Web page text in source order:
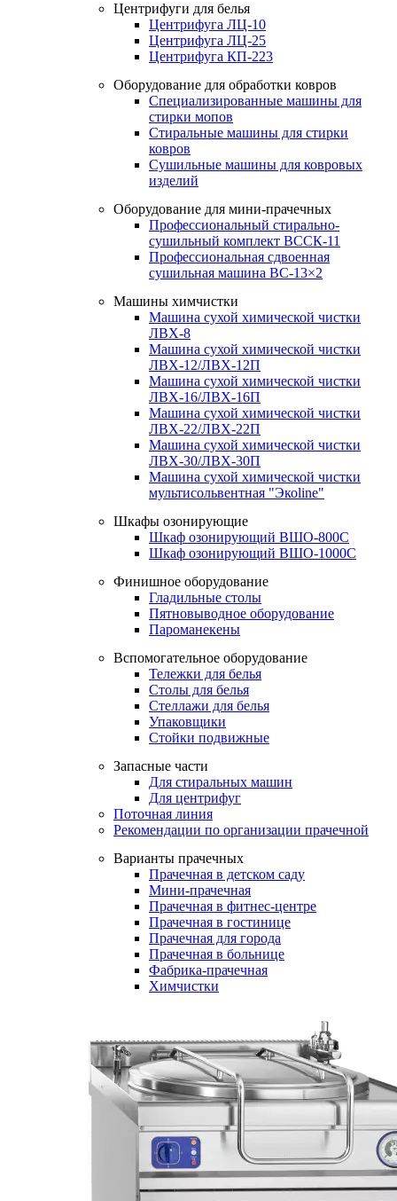
Центрифуги для белья
Центрифуга ЛЦ-10
Центрифуга ЛЦ-25
Центрифуга КП-223
Оборудование для обработки ковров
Специализированные машины для
стирки мопов
Стиральные машины для стирки
ковров
Сушильные машины для ковровых
изделий
Оборудование для мини-прачечных
Профессиональный стирально-
сушильный комплект ВССК-11
Профессиональная сдвоенная
сушильная машина ВС-13×2
Машины химчистки
Машина сухой химической чистки
ЛВХ-8
Машина сухой химической чистки
ЛВХ-12/ЛВХ-12П
Машина сухой химической чистки
ЛВХ-16/ЛВХ-16П
Машина сухой химической чистки
ЛВХ-22/ЛВХ-22П
Машина сухой химической чистки
ЛВХ-30/ЛВХ-30П
Машина сухой химической чистки
мультисольвентная "Экоline"
Шкафы озонирующие
Шкаф озонирующий ВШО-800С
Шкаф озонирующий ВШО-1000С
Финишное оборудование
Гладильные столы
Пятновыводное оборудование
Пароманекены
Вспомогательное оборудование
Тележки для белья
Столы для белья
Стеллажи для белья
Упаковщики
Стойки подвижные
Запасные части
Для стиральных машин
Для центрифуг
Поточная линия
Рекомендации по организации прачечной
Варианты прачечных
Прачечная в детском саду
Мини-прачечная
Прачечная в фитнес-центре
Прачечная в гостинице
Прачечная для города
Прачечная в больнице
Фабрика-прачечная
Химчистки